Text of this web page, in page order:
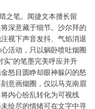
之笔。闻捷文本擅长留
深意藏于细节。沙尔拜的
视下声音发抖、气焰消退
活动，只以躺卧喷吐烟圈
”的笔墨完美呼应并升
怒目圆睁却眼神躲闪的怒
意画烟圈，仅以马克南眉
内心纷乱转化为可视线
绘尽的情绪可在文字中寻